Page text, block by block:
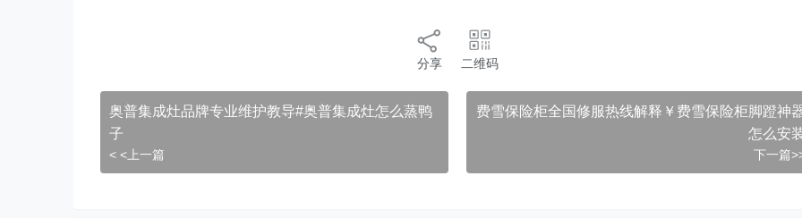
分享 二维码
奥普集成灶品牌专业维护教导#奥普集成灶怎么蒸鸭
子
< <上一篇
费雪保险柜全国修服热线解释￥费雪保险柜脚蹬神
怎么安
下一篇